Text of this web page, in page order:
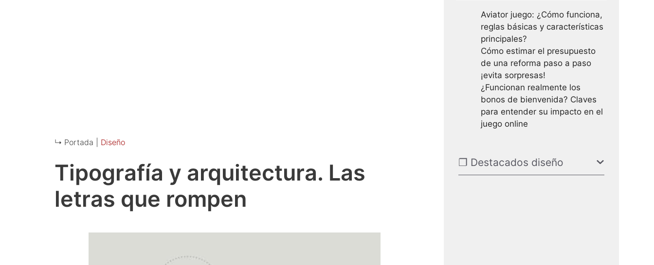
↳ Portada | Diseño
Tipografía y arquitectura. Las
letras que rompen
Aviator juego: ¿Cómo funciona,
reglas básicas y características
principales?
Cómo estimar el presupuesto
de una reforma paso a paso
¡evita sorpresas!
¿Funcionan realmente los
bonos de bienvenida? Claves
para entender su impacto en el
juego online
❐ Destacados diseño